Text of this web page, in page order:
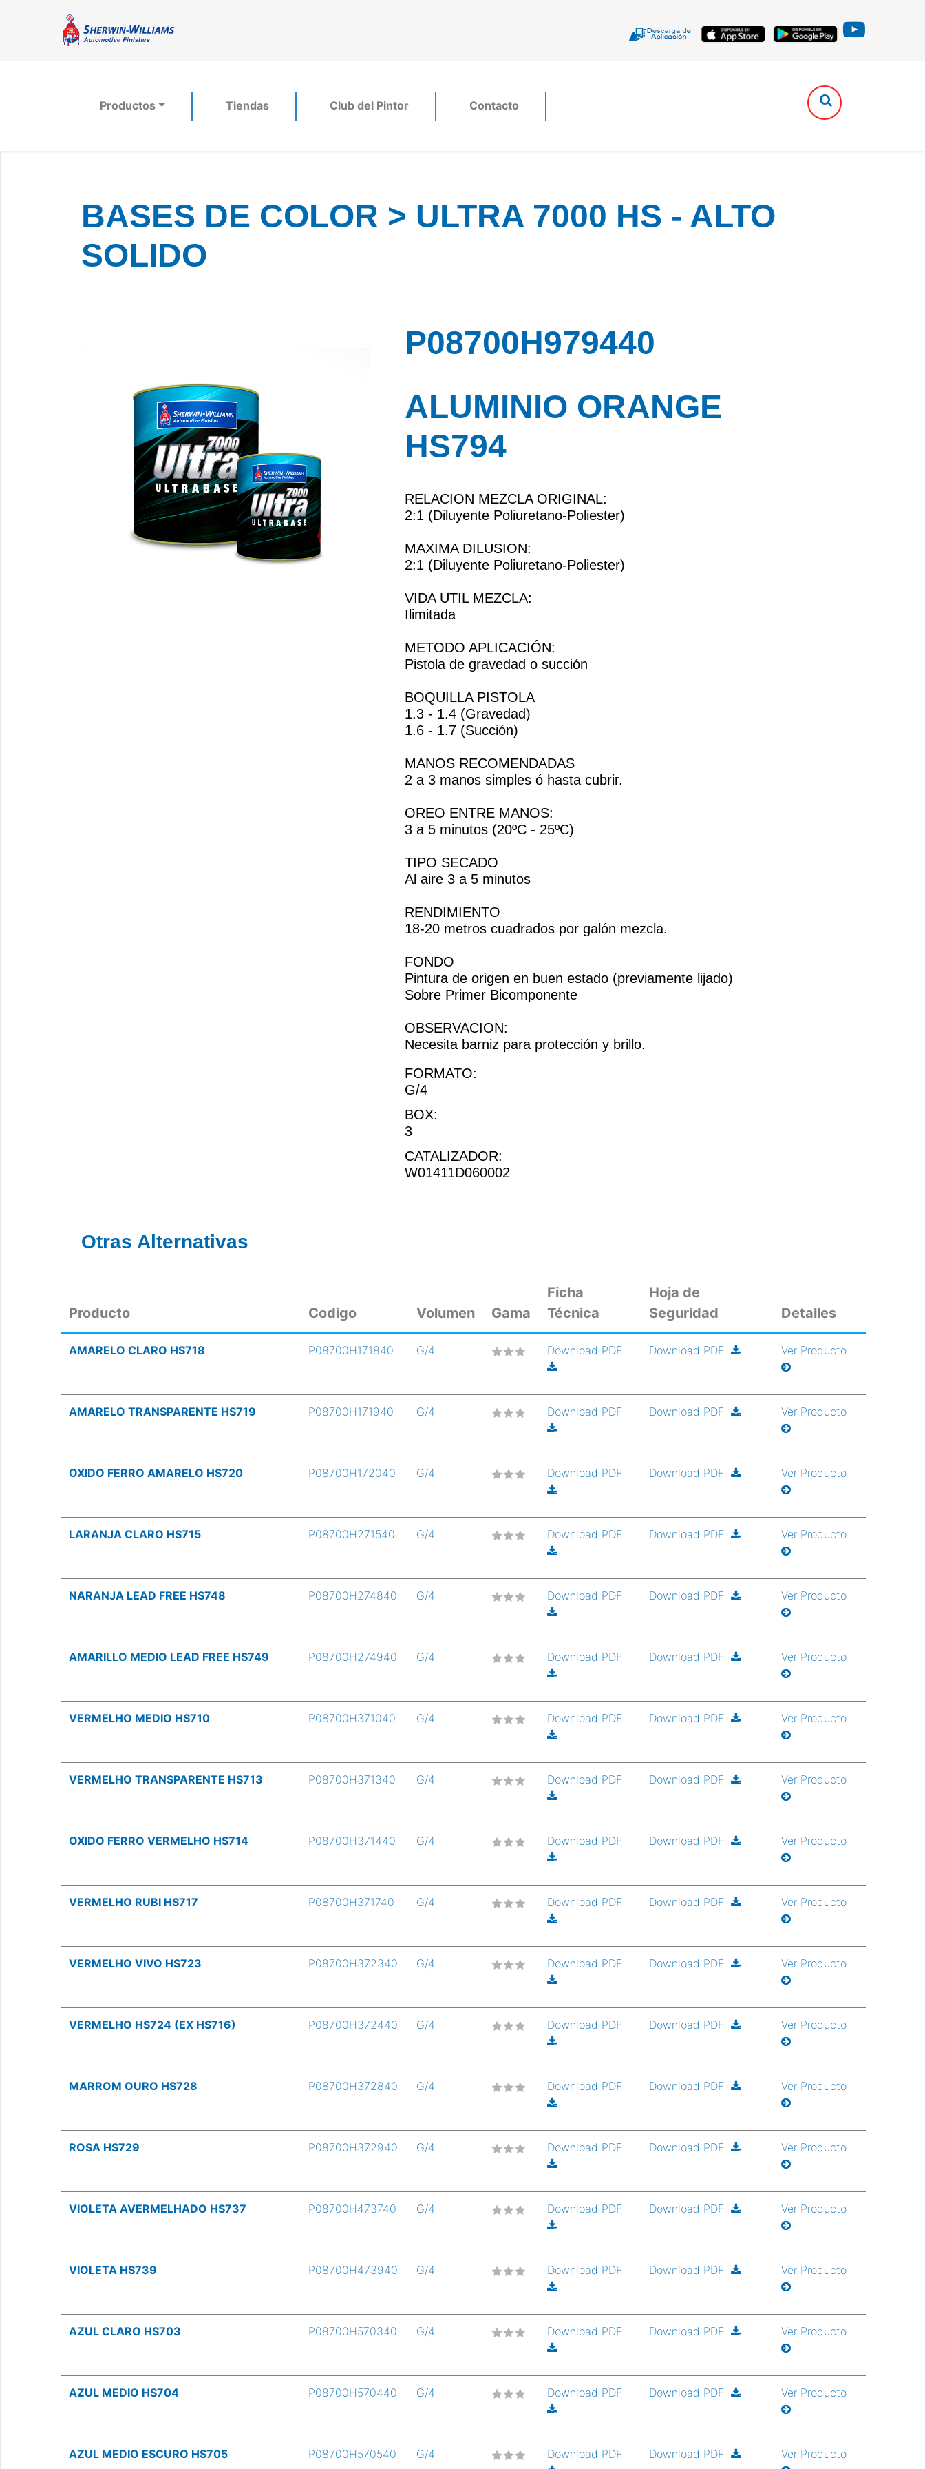
Productos Tiendas Club del Pintor Contacto
BASES DE COLOR > ULTRA 7000 HS - ALTO
SOLIDO
P08700H979440
ALUMINIO ORANGE
HS794
RELACION MEZCLA ORIGINAL:
2:1 (Diluyente Poliuretano-Poliester)
MAXIMA DILUSION:
2:1 (Diluyente Poliuretano-Poliester)
VIDA UTIL MEZCLA:
Ilimitada
METODO APLICACIÓN:
Pistola de gravedad o succión
BOQUILLA PISTOLA
1.3 - 1.4 (Gravedad)
1.6 - 1.7 (Succión)
MANOS RECOMENDADAS
2 a 3 manos simples ó hasta cubrir.
OREO ENTRE MANOS:
3 a 5 minutos (20ºC - 25ºC)
TIPO SECADO
Al aire 3 a 5 minutos
RENDIMIENTO
18-20 metros cuadrados por galón mezcla.
FONDO
Pintura de origen en buen estado (previamente lijado)
Sobre Primer Bicomponente
OBSERVACION:
Necesita barniz para protección y brillo.
FORMATO:
G/4
BOX:
3
CATALIZADOR:
W01411D060002
Otras Alternativas
Producto Codigo Volumen Gama
Ficha
Técnica
Hoja de
Seguridad
Detalles
AMARELO CLARO HS718 P08700H171840 G/4 Download PDF Download PDF Ver Producto
AMARELO TRANSPARENTE HS719 P08700H171940 G/4 Download PDF Download PDF Ver Producto
OXIDO FERRO AMARELO HS720 P08700H172040 G/4 Download PDF Download PDF Ver Producto
LARANJA CLARO HS715 P08700H271540 G/4 Download PDF Download PDF Ver Producto
NARANJA LEAD FREE HS748 P08700H274840 G/4 Download PDF Download PDF Ver Producto
AMARILLO MEDIO LEAD FREE HS749 P08700H274940 G/4 Download PDF Download PDF Ver Producto
VERMELHO MEDIO HS710 P08700H371040 G/4 Download PDF Download PDF Ver Producto
VERMELHO TRANSPARENTE HS713 P08700H371340 G/4 Download PDF Download PDF Ver Producto
OXIDO FERRO VERMELHO HS714 P08700H371440 G/4 Download PDF Download PDF Ver Producto
VERMELHO RUBI HS717 P08700H371740 G/4 Download PDF Download PDF Ver Producto
VERMELHO VIVO HS723 P08700H372340 G/4 Download PDF Download PDF Ver Producto
VERMELHO HS724 (EX HS716) P08700H372440 G/4 Download PDF Download PDF Ver Producto
MARROM OURO HS728 P08700H372840 G/4 Download PDF Download PDF Ver Producto
ROSA HS729 P08700H372940 G/4 Download PDF Download PDF Ver Producto
VIOLETA AVERMELHADO HS737 P08700H473740 G/4 Download PDF Download PDF Ver Producto
VIOLETA HS739 P08700H473940 G/4 Download PDF Download PDF Ver Producto
AZUL CLARO HS703 P08700H570340 G/4 Download PDF Download PDF Ver Producto
AZUL MEDIO HS704 P08700H570440 G/4 Download PDF Download PDF Ver Producto
AZUL MEDIO ESCURO HS705 P08700H570540 G/4 Download PDF Download PDF Ver Producto